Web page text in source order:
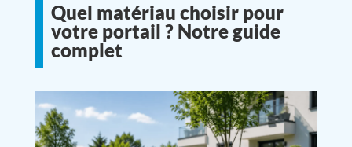
Quel matériau choisir pour
votre portail ? Notre guide
complet